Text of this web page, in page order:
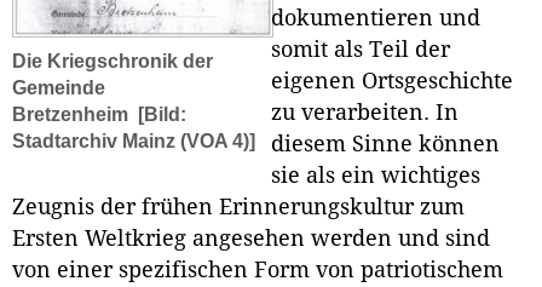
Die Kriegschronik der
Gemeinde
Bretzenheim
[Bild:
Stadtarchiv Mainz (VOA 4)]
dokumentieren und
somit als Teil der
eigenen Ortsgeschichte
zu verarbeiten. In
diesem Sinne können
sie als ein wichtiges
Zeugnis der frühen Erinnerungskultur zum
Ersten Weltkrieg angesehen werden und sind
von einer spezifischen Form von patriotischem